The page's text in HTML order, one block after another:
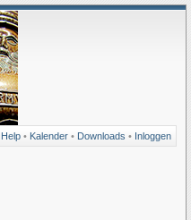
Help • Kalender • Downloads • Inloggen